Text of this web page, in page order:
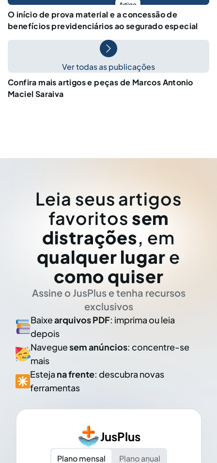
Artigo
O início de prova material e a concessão de
benefícios previdenciários ao segurado especial
Ver todas as publicações
Confira mais artigos e peças de Marcos Antonio
Maciel Saraiva
Leia seus artigos
favoritos sem
distrações, em
qualquer lugar e
como quiser
Assine o JusPlus e tenha recursos
exclusivos
Baixearquivos PDF: imprima ou leia
depois
Naveguesem anúncios: concentre-se
mais
Esteja na frente: descubra novas
ferramentas
JusPlus
Plano mensal
Plano anual